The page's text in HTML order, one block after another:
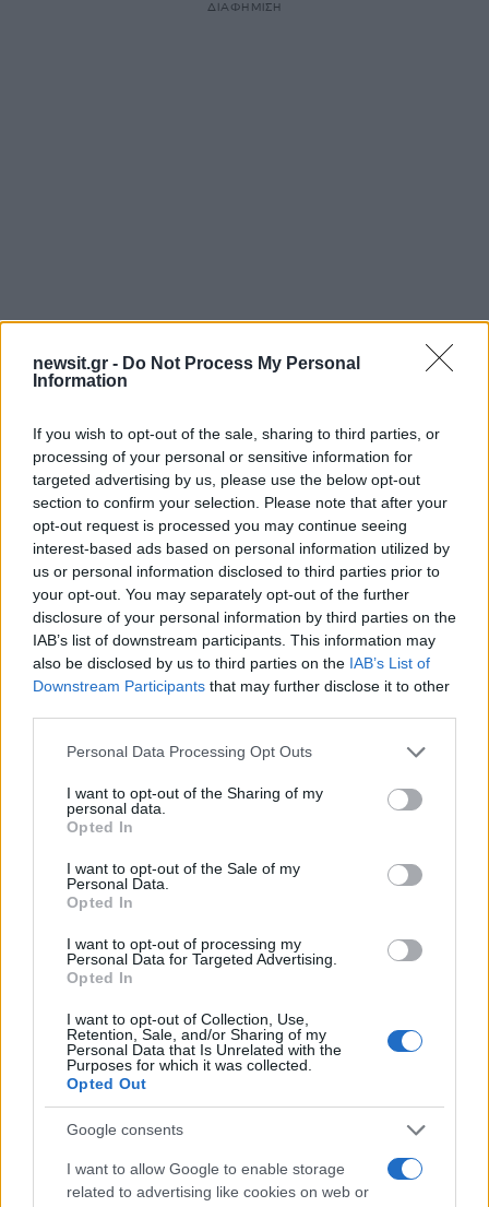
newsit.gr - Do Not Process My Personal
Information
If you wish to opt-out of the sale, sharing to third parties, or
processing of your personal or sensitive information for
targeted advertising by us, please use the below opt-out
section to confirm your selection. Please note that after your
opt-out request is processed you may continue seeing
interest-based ads based on personal information utilized by
us or personal information disclosed to third parties prior to
your opt-out. You may separately opt-out of the further
disclosure of your personal information by third parties on the
IAB’s list of downstream participants. This information may
also be disclosed by us to third parties on the IAB’s List of
Downstream Participants that may further disclose it to other
Please note that this website/app uses one or more Google
not limited to your visit or usage behaviour. You may click to
grant or deny consent to Google and its third-party tags to
use your data for below specified purposes in below Google
consent section.
Personal Data Processing Opt Outs
I want to opt-out of the Sharing of my
personal data.
Opted In
I want to opt-out of the Sale of my
Personal Data.
Opted In
I want to opt-out of processing my
Personal Data for Targeted Advertising.
Opted In
I want to opt-out of Collection, Use,
Retention, Sale, and/or Sharing of my
Personal Data that Is Unrelated with the
Purposes for which it was collected.
Opted Out
Google consents
I want to allow Google to enable storage
related to advertising like cookies on web or
ΔΙΑΦΗΜΙΣΗ
Σχόλια
2000 /2000
Πολιτική Απορρήτου
&Όροι Χρήσης της Google.
Ελλάδα
Νέο βίντεο με τον
Μοτζτάμπα Χαμενεΐ ενώ
φουντώνουν οι φήμες για
το αν βρίσκεται στη ζωή
Μετέτρεψαν το
Σαρακήνικο της
ελικοδρόμιο –
το ελικόπτερο τους
κάνουν μπάνιο